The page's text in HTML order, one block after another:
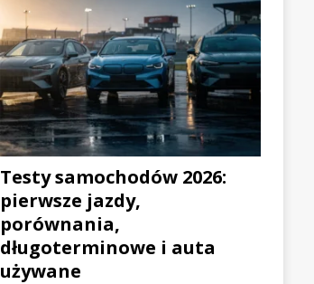
Testy samochodów 2026:
pierwsze jazdy,
porównania,
długoterminowe i auta
używane